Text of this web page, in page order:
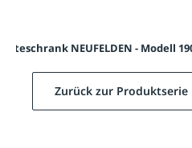
NEUFELDEN - Modell
Zurück zur Produktserie